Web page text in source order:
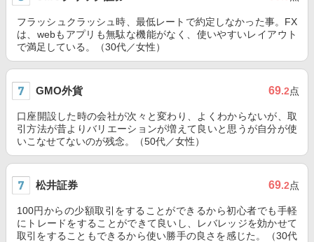
フラッシュクラッシュ時、最低レートで約定しなかった事。FX
は、webもアプリも無駄な機能がなく、使いやすいレイアウト
で満足している。（30代／女性）
GMO外貨 69.2点
口座開設した時の会社が次々と変わり、よくわからないが、取
引方法が昔よりバリエーションが増えて良いと思うが自分が使
いこなせてないのが残念。（50代／女性）
松井証券 69.2点
100円からの少額取引をすることができるから初心者でも手軽
にトレードをすることができて良いし、レバレッジを効かせて
取引をすることもできるから使い勝手の良さを感じた。（30代